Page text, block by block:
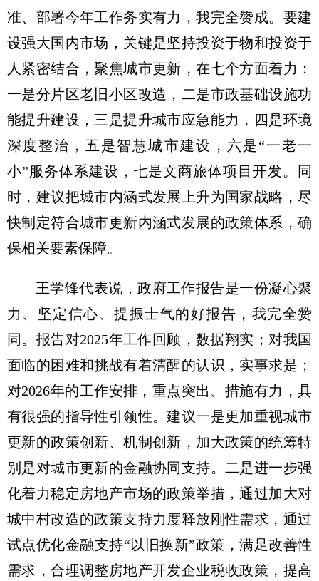
准、部署今年工作务实有力，我完全赞成。要建
设强大国内市场，关键是坚持投资于物和投资于
人紧密结合，聚焦城市更新，在七个方面着力：
一是分片区老旧小区改造，二是市政基础设施功
能提升建设，三是提升城市应急能力，四是环境
深度整治，五是智慧城市建设，六是“一老一
小”服务体系建设，七是文商旅体项目开发。同
时，建议把城市内涵式发展上升为国家战略，尽
快制定符合城市更新内涵式发展的政策体系，确
保相关要素保障。
王学锋代表说，政府工作报告是一份凝心聚
力、坚定信心、提振士气的好报告，我完全赞
同。报告对2025年工作回顾，数据翔实；对我国
面临的困难和挑战有着清醒的认识，实事求是；
对2026年的工作安排，重点突出、措施有力，具
有很强的指导性引领性。建议一是更加重视城市
更新的政策创新、机制创新，加大政策的统筹特
别是对城市更新的金融协同支持。二是进一步强
化着力稳定房地产市场的政策举措，通过加大对
城中村改造的政策支持力度释放刚性需求，通过
试点优化金融支持“以旧换新”政策，满足改善性
需求，合理调整房地产开发企业税收政策，提高